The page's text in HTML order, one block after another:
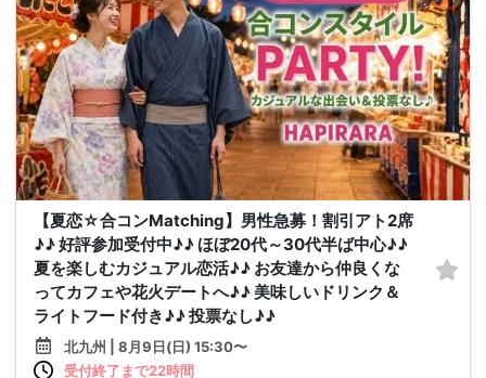
【夏恋☆合コンMatching】男性急募！割引アト2席
♪♪ 好評参加受付中♪♪ ほぼ20代～30代半ば中心♪♪
夏を楽しむカジュアル恋活♪♪ お友達から仲良くな
ってカフェや花火デートへ♪♪ 美味しいドリンク＆
ライトフード付き♪♪ 投票なし♪♪
北九州 | 8月9日(日) 15:30〜
受付終了まで22時間